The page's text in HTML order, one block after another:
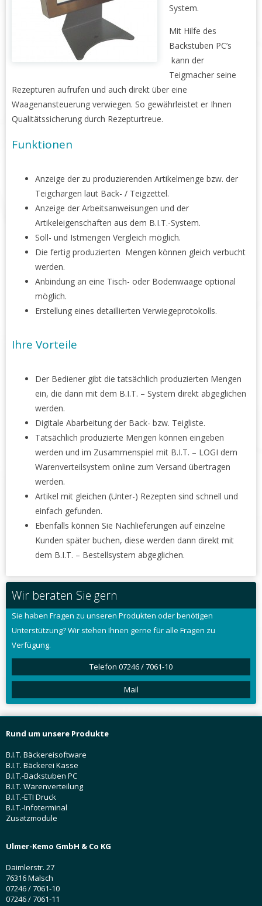
System.
Mit Hilfe des
Backstuben PC’s
kann der
Teigmacher seine
Rezepturen aufrufen und auch direkt über eine
Waagenansteuerung verwiegen. So gewährleistet er Ihnen
Qualitätssicherung durch Rezepturtreue.
Funktionen
Anzeige der zu produzierenden Artikelmenge bzw. der
Teigchargen laut Back- / Teigzettel.
Anzeige der Arbeitsanweisungen und der
Artikeleigenschaften aus dem B.I.T.-System.
Soll- und Istmengen Vergleich möglich.
Die fertig produzierten Mengen können gleich verbucht
werden.
Anbindung an eine Tisch- oder Bodenwaage optional
möglich.
Erstellung eines detaillierten Verwiegeprotokolls.
Ihre Vorteile
Der Bediener gibt die tatsächlich produzierten Mengen
ein, die dann mit dem B.I.T. – System direkt abgeglichen
werden.
Digitale Abarbeitung der Back- bzw. Teigliste.
Tatsächlich produzierte Mengen können eingeben
werden und im Zusammenspiel mit B.I.T. – LOGI dem
Warenverteilsystem online zum Versand übertragen
werden.
Artikel mit gleichen (Unter-) Rezepten sind schnell und
einfach gefunden.
Ebenfalls können Sie Nachlieferungen auf einzelne
Kunden später buchen, diese werden dann direkt mit
dem B.I.T. – Bestellsystem abgeglichen.
Wir beraten Sie gern
Sie haben Fragen zu unseren Produkten oder benötigen
Unterstützung? Wir stehen Ihnen gerne für alle Fragen zu
Verfügung.
Telefon 07246 / 7061-10
Mail
Rund um unsere Produkte
B.I.T. Bäckereisoftware
B.I.T. Bäckerei Kasse
B.I.T.-Backstuben PC
B.I.T. Warenverteilung
B.I.T.-ETI Druck
B.I.T.-Infoterminal
Zusatzmodule
Ulmer-Kemo GmbH & Co KG
Daimlerstr. 27
76316 Malsch
07246 / 7061-10
07246 / 7061-11